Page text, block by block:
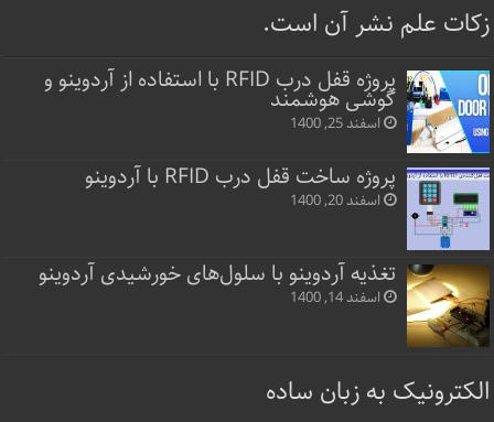
زکات علم نشر آن است.
پروژه قفل‌ درب RFID با استفاده از آردوینو و
گوشی هوشمند
اسفند 25, 1400
پروژه ساخت قفل‌ درب RFID با آردوینو
اسفند 20, 1400
تغذیه آردوینو با سلول‌های خورشیدی آردوینو
اسفند 14, 1400
الکترونیک به زبان ساده